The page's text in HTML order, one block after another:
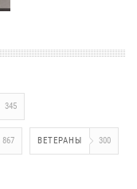
345
867 ВЕТЕРАНЫ 300